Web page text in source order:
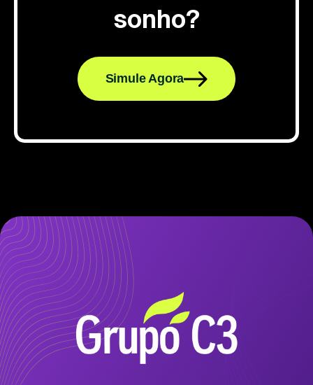
sonho?
Simule Agora